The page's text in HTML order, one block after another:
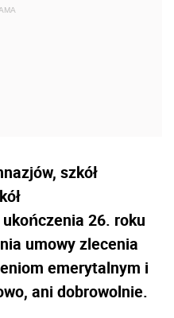
szkół
26. roku
umowy zlecenia
emerytalnym i
ani dobrowolnie.